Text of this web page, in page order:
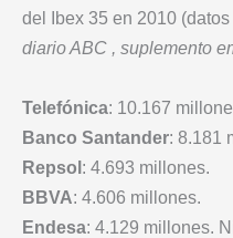
del Ibex 35 en 2010
diario ABC , suplemento
Telefónica: 10.167
Banco Santander: 8.181
Repsol : 4.693 millones.
BBVA: 4.606 millones.
Endesa: 4.129 millones.